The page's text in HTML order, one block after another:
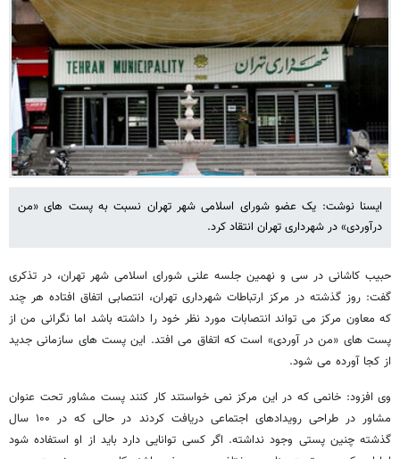
ایسنا نوشت: یک عضو شورای اسلامی شهر تهران نسبت به پست های «من
درآوردی» در شهرداری تهران انتقاد کرد.
حبیب کاشانی در سی و نهمین جلسه علنی شورای اسلامی شهر تهران، در تذکری
گفت: روز گذشته در مرکز ارتباطات شهرداری تهران، انتصابی اتفاق افتاده هر چند
که معاون مرکز می تواند انتصابات مورد نظر خود را داشته باشد اما نگرانی من از
پست های «من در آوردی» است که اتفاق می افتد. این پست های سازمانی جدید
از کجا آورده می شود.
وی افزود: خانمی که در این مرکز نمی خواستند کار کنند پست مشاور تحت عنوان
مشاور در طراحی رویدادهای اجتماعی دریافت کردند در حالی که در ۱۰۰ سال
گذشته چنین پستی وجود نداشته. اگر کسی توانایی دارد باید از او استفاده شود